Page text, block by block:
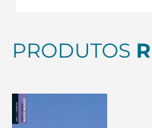
PRODUTOS